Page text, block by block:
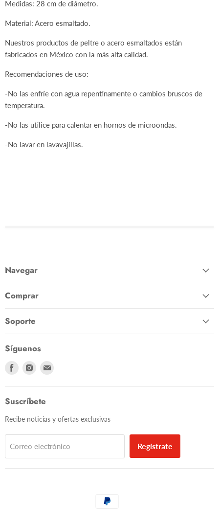
Medidas: 28 cm de diámetro.
Material: Acero esmaltado.
Nuestros productos de peltre o acero esmaltados están
fabricados en México con la más alta calidad.
Recomendaciones de uso:
-No las enfríe con agua repentinamente o cambios bruscos de
temperatura.
-No las utilice para calentar en hornos de microondas.
-No lavar en lavavajillas.
Navegar
Comprar
Soporte
Síguenos
EncuéntranosEncuéntranos
Suscríbete
Recibe noticias y ofertas exclusivas
Correo electrónico Regístrate